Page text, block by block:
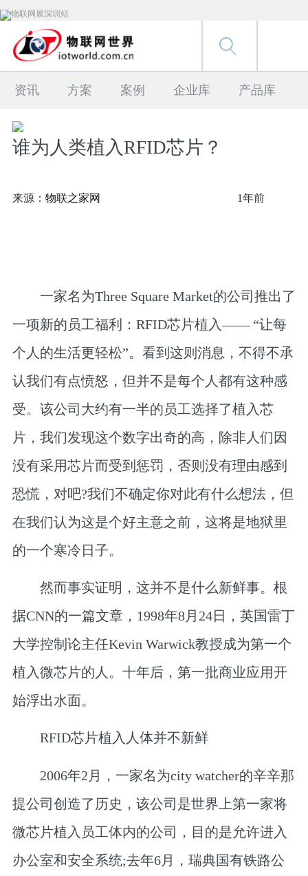
资讯 方案 案例 企业库 产品库
谁为人类植入RFID芯片？
来源： 物联之家网 1年前
一家名为Three Square Market的公司推出了
一项新的员工福利：RFID芯片植入—— “让每
个人的生活更轻松”。看到这则消息，不得不承
认我们有点愤怒，但并不是每个人都有这种感
受。该公司大约有一半的员工选择了植入芯
片，我们发现这个数字出奇的高，除非人们因
没有采用芯片而受到惩罚，否则没有理由感到
恐慌，对吧?我们不确定你对此有什么想法，但
在我们认为这是个好主意之前，这将是地狱里
的一个寒冷日子。
然而事实证明，这并不是什么新鲜事。根
据CNN的一篇文章，1998年8月24日，英国雷丁
大学控制论主任Kevin Warwick教授成为第一个
植入微芯片的人。十年后，第一批商业应用开
始浮出水面。
RFID芯片植入人体并不新鲜
2006年2月，一家名为city watcher的辛辛那
提公司创造了历史，该公司是世界上第一家将
微芯片植入员工体内的公司，目的是允许进入
办公室和安全系统;去年6月，瑞典国有铁路公